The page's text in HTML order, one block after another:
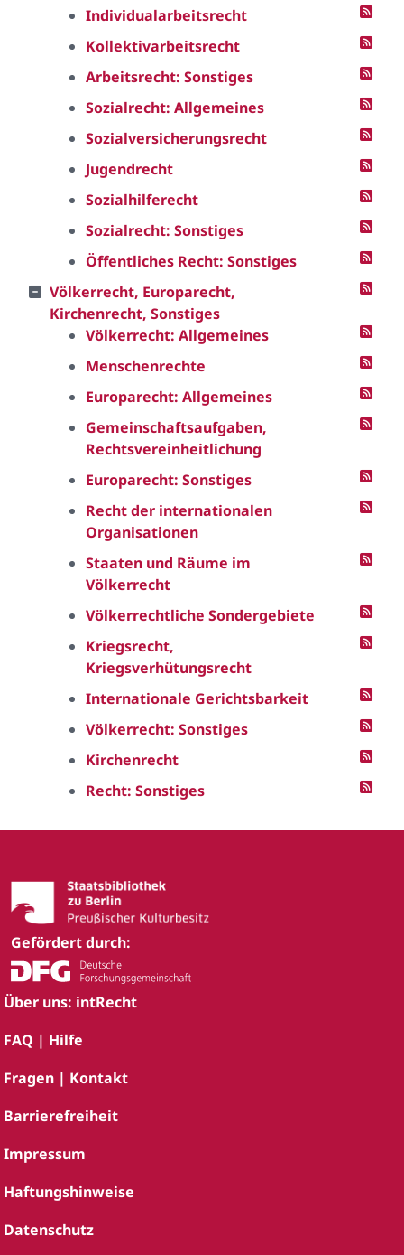
Individualarbeitsrecht
Kollektivarbeitsrecht
Arbeitsrecht: Sonstiges
Sozialrecht: Allgemeines
Sozialversicherungsrecht
Jugendrecht
Sozialhilferecht
Sozialrecht: Sonstiges
Öffentliches Recht: Sonstiges
Völkerrecht, Europarecht,
Kirchenrecht, Sonstiges
Völkerrecht: Allgemeines
Menschenrechte
Europarecht: Allgemeines
Gemeinschaftsaufgaben,
Rechtsvereinheitlichung
Europarecht: Sonstiges
Recht der internationalen
Organisationen
Staaten und Räume im
Völkerrecht
Völkerrechtliche Sondergebiete
Kriegsrecht,
Kriegsverhütungsrecht
Internationale Gerichtsbarkeit
Völkerrecht: Sonstiges
Kirchenrecht
Recht: Sonstiges
Gefördert durch:
Über uns: intRecht
FAQ | Hilfe
Fragen | Kontakt
Barrierefreiheit
Impressum
Haftungshinweise
Datenschutz